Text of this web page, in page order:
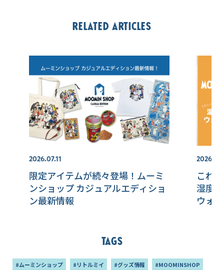
Related articles
2026.07.11
限定アイテムが続々登場！ムーミ
ンショップ カジュアルエディショ
ン最新情報
これ
湿度
ウォ
Tags
#ムーミンショップ #リトルミイ #グッズ情報
#MOOMINSHOP